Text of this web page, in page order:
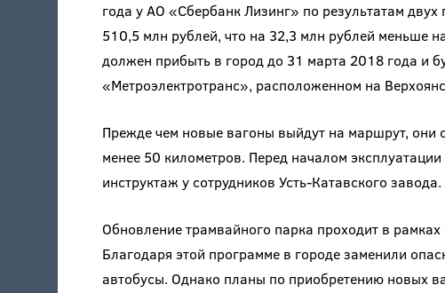
года у АО «Сбербанк Лизинг» по результатам
510,5 млн рублей, что на 32,3 млн рублей меньше
должен прибыть в город до 31 марта 2018 года и
«Метроэлектротранс», расположенном на
Прежде чем новые вагоны выйдут на маршрут, они
менее 50 километров. Перед началом
инструктаж у сотрудников Усть-Катавского завода.
Обновление трамвайного парка проходит в
Благодаря этой программе в городе заменили
автобусы. Однако планы по приобретению новых